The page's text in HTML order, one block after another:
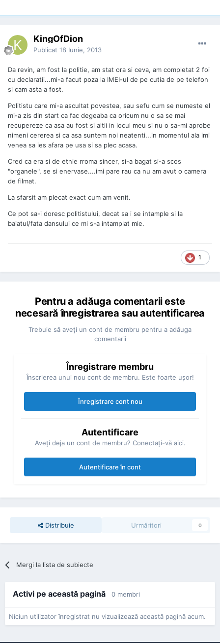
KingOfDion
Publicat 18 Iunie, 2013
Da revin, am fost la politie, am stat ora si ceva, am completat 2 foi
cu declaratii...mi-a facut poza la IMEI-ul de pe cutia de pe telefon
si cam asta a fost.
Politistu care mi-a ascultat povestea, sau sefu cum se numeste el
mi-a zis din start ca fac degeaba ca oricum nu o sa se mai
recupereze ca asa au fost si altii in locul meu si nu o sa-mi aprobe
nimeni cererea si ca asa suntem noi neatenti...in momentul ala imi
venea sa ies afara pe usa si sa plec acasa.
Cred ca era si de etnie rroma sincer, si-a bagat si-a scos
"organele", se si enervase....imi pare rau ca nu am avut o camera
de filmat.
La sfarsit am plecat exact cum am venit.
Ce pot sa-i doresc politistului, decat sa i se intample si la
baiatul/fata dansului ce mi s-a intamplat mie.
1
Pentru a adăuga comentarii este
necesară înregistrarea sau autentificarea
Trebuie să aveţi un cont de membru pentru a adăuga
comentarii
Înregistrare membru
Înscrierea unui nou cont de membru. Este foarte uşor!
Înregistrare cont nou
Autentificare
Aveţi deja un cont de membru? Conectaţi-vă aici.
Autentificare în cont
Distribuie Urmăritori 0
Mergi la lista de subiecte
Activi pe această pagină 0 membri
Niciun utilizator înregistrat nu vizualizează această pagină acum.